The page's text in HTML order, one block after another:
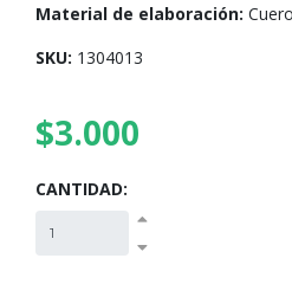
Material de elaboración: Cuero
SKU: 1304013
$3.000
CANTIDAD: